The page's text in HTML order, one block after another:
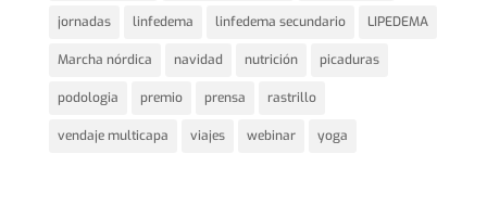
jornadas linfedema linfedema secundario LIPEDEMA
Marcha nórdica navidad nutrición picaduras
podologia premio prensa rastrillo
vendaje multicapa viajes webinar yoga